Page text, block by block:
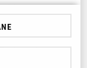
Honorowe
Gierszewski
ujawnia:
nocy z